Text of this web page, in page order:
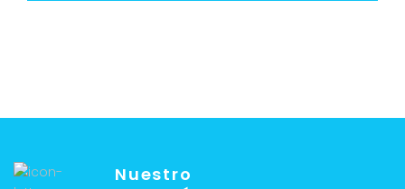
Nuestro